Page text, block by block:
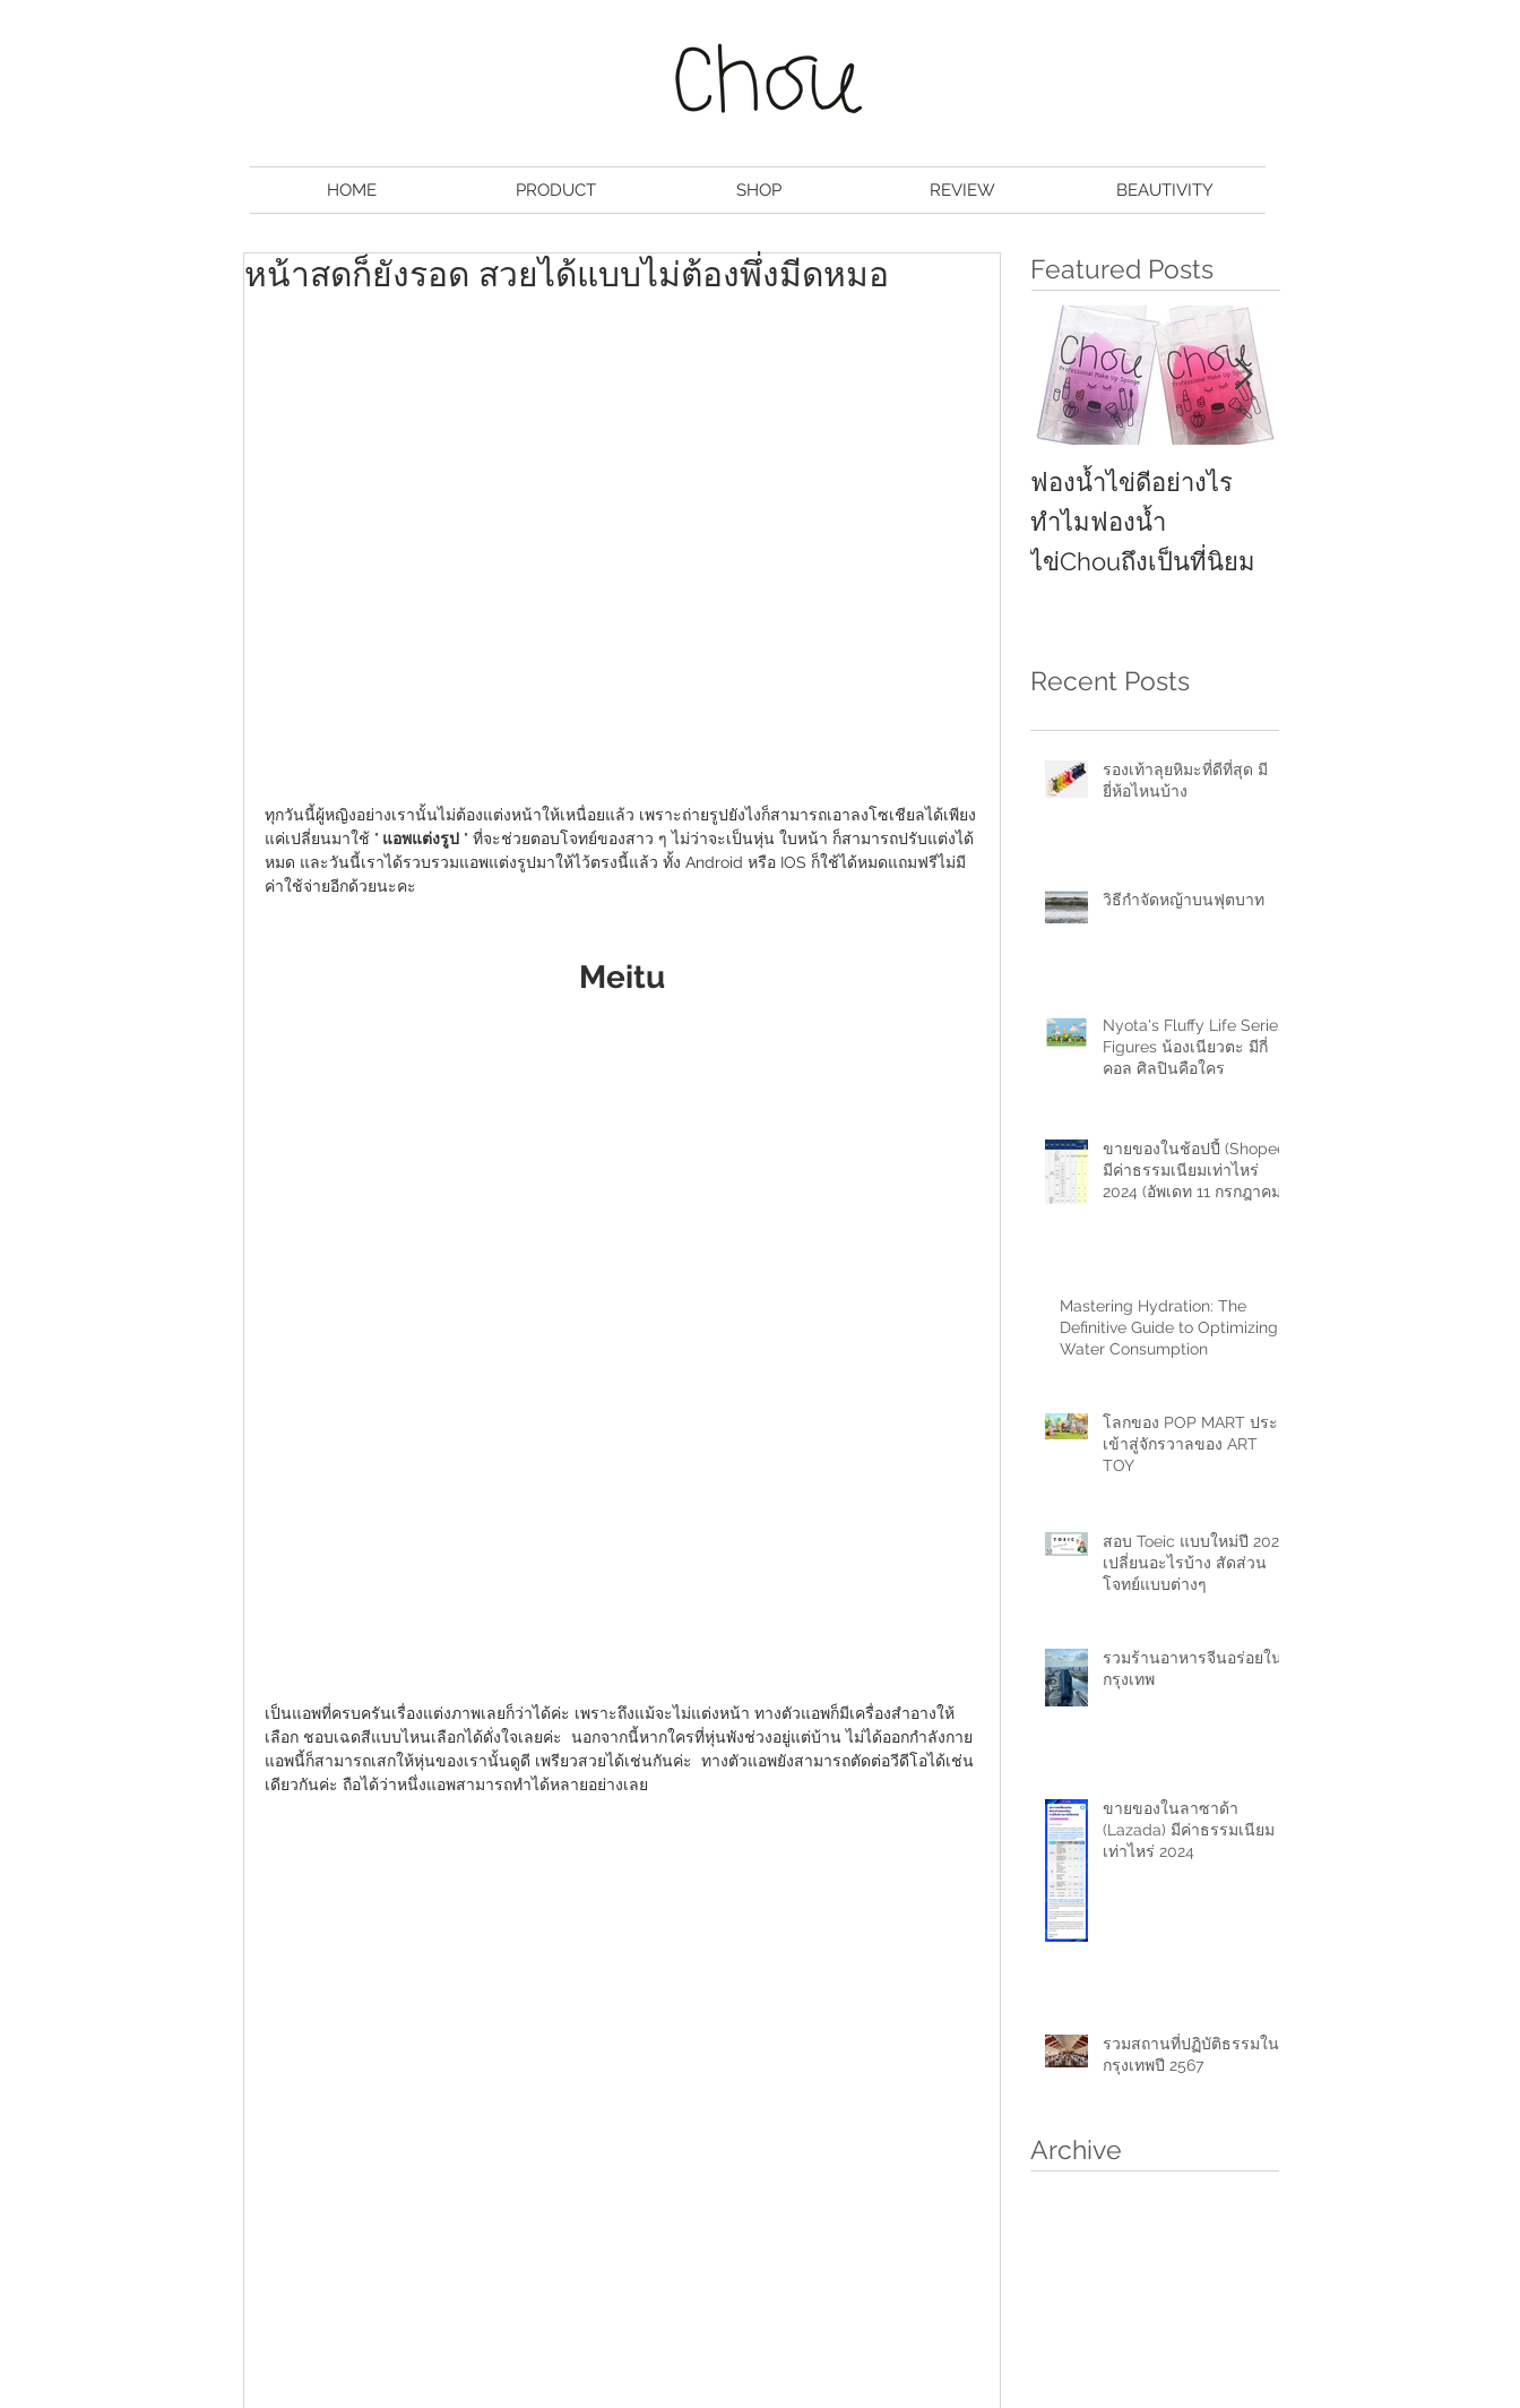
หน้าสดก็ยังรอด สวยได้แบบไม่ต้องพึ่งมีดหมอ
ทุกวันนี้ผู้หญิงอย่างเรานั้นไม่ต้องแต่งหน้าให้เหนื่อยแล้ว เพราะถ่ายรูปยังไงก็สามารถเอาลงโซเชียลได้เพียง
แค่เปลี่ยนมาใช้ " แอพแต่งรูป " ที่จะช่วยตอบโจทย์ของสาว ๆ ไม่ว่าจะเป็นหุ่น ใบหน้า ก็สามารถปรับแต่งได้
หมด และวันนี้เราได้รวบรวมแอพแต่งรูปมาให้ไว้ตรงนี้แล้ว ทั้ง Android หรือ IOS ก็ใช้ได้หมดแถมฟรีไม่มี
ค่าใช้จ่ายอีกด้วยนะคะ
Meitu
เป็นแอพที่ครบครันเรื่องแต่งภาพเลยก็ว่าได้ค่ะ เพราะถึงแม้จะไม่แต่งหน้า ทางตัวแอพก็มีเครื่องสำอางให้
เลือก ชอบเฉดสีแบบไหนเลือกได้ดั่งใจเลยค่ะ  นอกจากนี้หากใครที่หุ่นพังช่วงอยู่แต่บ้าน ไม่ได้ออกกำลังกาย
แอพนี้ก็สามารถเสกให้หุ่นของเรานั้นดูดี เพรียวสวยได้เช่นกันค่ะ  ทางตัวแอพยังสามารถตัดต่อวีดีโอได้เช่น
เดียวกันค่ะ ถือได้ว่าหนึ่งแอพสามารถทำได้หลายอย่างเลย
Featured Posts
ฟองน้ำไข่ดีอย่างไร
ทำไมฟองน้ำ
ไข่Chouถึงเป็นที่นิยม
Recent Posts
รองเท้าลุยหิมะที่ดีที่สุด มี
ยี่ห้อไหนบ้าง
วิธีกำจัดหญ้าบนฟุตบาท
Nyota's Fluffy Life Series
Figures น้องเนียวตะ มีกี่
คอล ศิลปินคือใคร
ขายของในช้อปปี้ (Shopee)
มีค่าธรรมเนียมเท่าไหร่
2024 (อัพเดท 11 กรกฎาคม
Mastering Hydration: The
Definitive Guide to Optimizing
Water Consumption
โลกของ POP MART ประตู
เข้าสู่จักรวาลของ ART
TOY
สอบ Toeic แบบใหม่ปี 2024
เปลี่ยนอะไรบ้าง สัดส่วน
โจทย์แบบต่างๆ
รวมร้านอาหารจีนอร่อยใน
กรุงเทพ
ขายของในลาซาด้า
(Lazada) มีค่าธรรมเนียม
เท่าไหร่ 2024
รวมสถานที่ปฏิบัติธรรมใน
กรุงเทพปี 2567
Archive
HOME PRODUCT SHOP REVIEW BEAUTIVITY